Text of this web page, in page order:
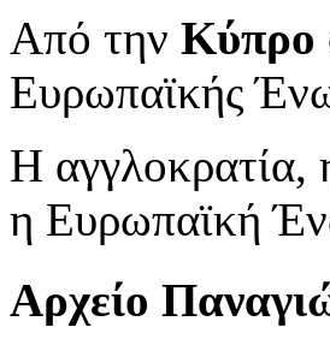
Από την Κύπρο
Ευρωπαϊκής
Η
η Ευρωπαϊκή
Αρχείο